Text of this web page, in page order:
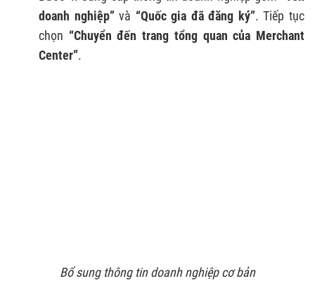
doanh nghiệp” và “Quốc gia đã đăng ký”. Tiếp tục
chọn “Chuyển đến trang tổng quan của Merchant
Center”.
Bổ sung thông tin doanh nghiệp cơ bản